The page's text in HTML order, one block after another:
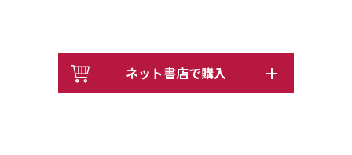
ネット書店で購入